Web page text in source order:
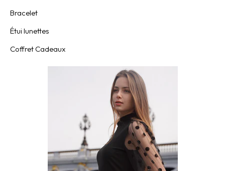
Bracelet
Étui lunettes
Coffret Cadeaux